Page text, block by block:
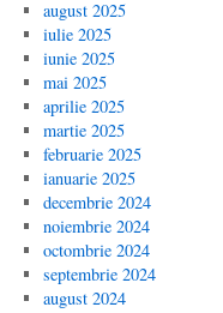
august 2025
iulie 2025
iunie 2025
mai 2025
aprilie 2025
martie 2025
februarie 2025
ianuarie 2025
decembrie 2024
noiembrie 2024
octombrie 2024
septembrie 2024
august 2024